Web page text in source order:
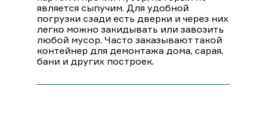
является сыпучим. Для удобной
погрузки сзади есть дверки и через них
легко можно закидывать или завозить
любой мусор. Часто заказывают такой
контейнер для демонтажа дома, сарая,
бани и других построек.